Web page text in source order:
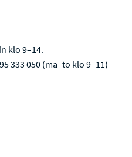
klo 9–14.
333 050 (ma–to klo 9–11)